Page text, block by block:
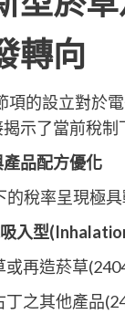
轉向
項的設立對於
示了當前稅制
品配方優化
的稅率呈現極
入型
或再造菸草
丁之其他產品